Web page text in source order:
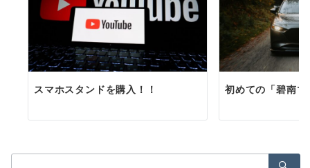
スマホスタンドを購入！！ 初めての「碧南